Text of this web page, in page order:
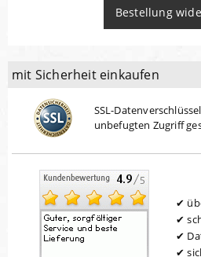
Bestellung
mit Sicherheit einkaufen
SSL-
unbefugten Zugriff